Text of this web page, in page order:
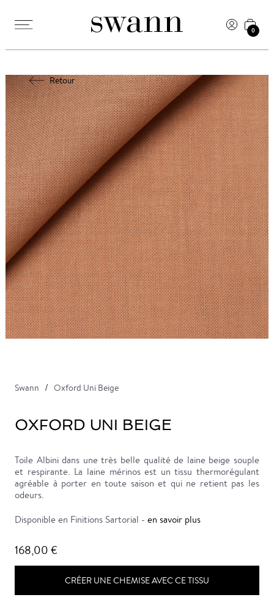
0
Retour
Swann Oxford Uni Beige
OXFORD UNI BEIGE
Toile Albini dans une très belle qualité de laine beige souple
et respirante. La laine mérinos est un tissu thermorégulant
agréable à porter en toute saison et qui ne retient pas les
odeurs.
Disponible en Finitions Sartorial - en savoir plus
168,00 €
CRÉER UNE CHEMISE AVEC CE TISSU